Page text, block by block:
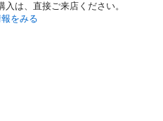
は、直接ご来店ください。
をみる